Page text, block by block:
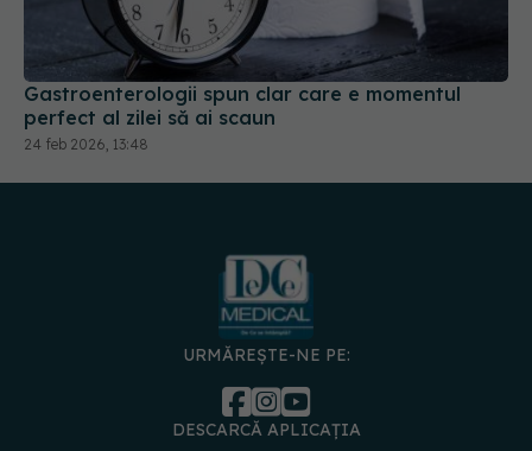
Gastroenterologii spun clar care e momentul
perfect al zilei să ai scaun
24 feb 2026, 13:48
URMĂREȘTE-NE PE:
DESCARCĂ APLICAȚIA